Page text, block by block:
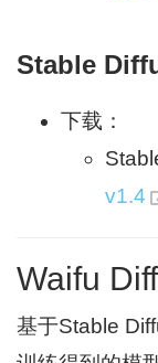
Stable
下载：
v1.4
Waifu
基于Stable